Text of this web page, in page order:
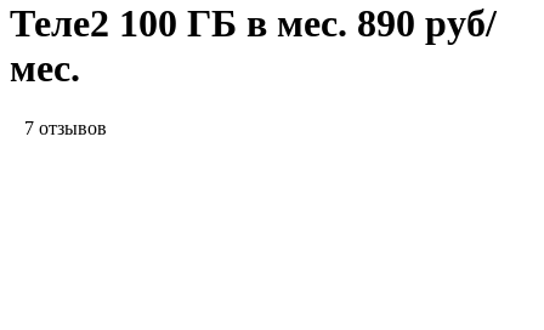
Теле2 100 ГБ в мес. 890 руб/
мес.
7 отзывов